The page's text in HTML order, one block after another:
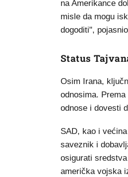
na Amerikance
misle da mogu
dogoditi",
Status
Osim Irana,
odnosima.
odnose i dovesti
SAD, kao i
saveznik i
osigurati
američka vojska